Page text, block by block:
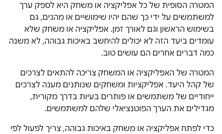
המטרה הסופית של כל אפליקציה או משחק היא לספק ערך
למשתמשים על ידי כך שהם יהיו שימושיים או מהנים, גם
בשימוש הראשון וגם לאורך זמן. אפליקציה או משחק שלא
עומדים ביעד הזה לא יכולים להיחשב באיכות גבוהה, לא משנה
כמה דברים אחרים הם עושים טוב.
המטרה של האפליקציה או המשחק צריכה להתאים לצרכים
של קהל היעד. אפליקציות ומשחקים שנותנים מענה לצרכים
ייחודיים של משתמשים או פותרים בעיות בדרך מקורית,
מגדילים את הערך הפוטנציאלי שלהם למשתמשים.
כדי לפתח אפליקציה או משחק באיכות גבוהה, צריך לפעול לפי